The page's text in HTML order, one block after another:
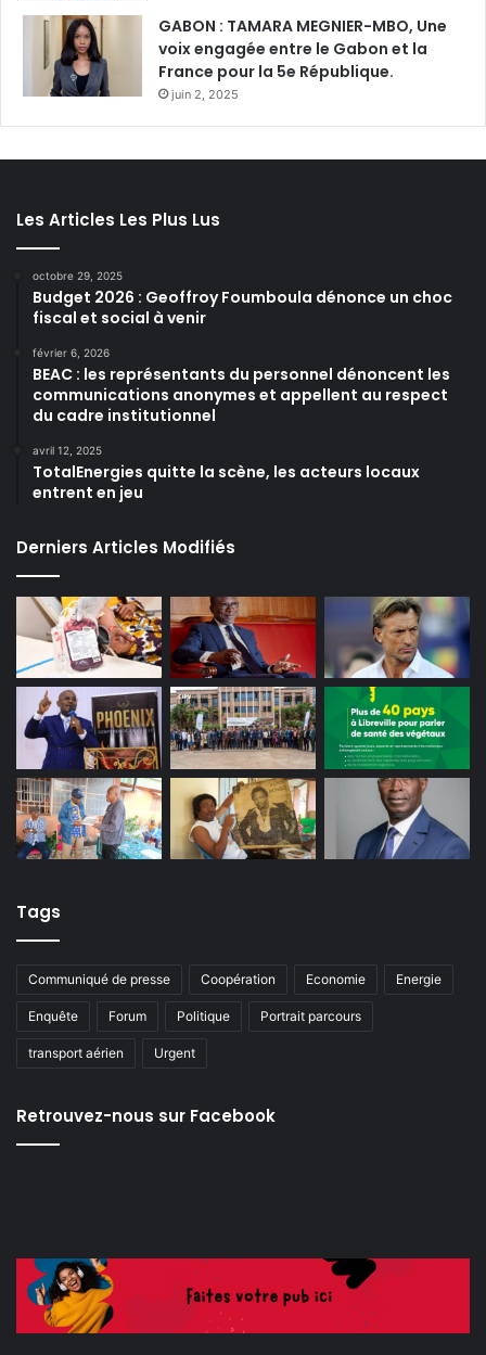
GABON : TAMARA MEGNIER-MBO, Une
voix engagée entre le Gabon et la
France pour la 5e République.
juin 2, 2025
Les Articles Les Plus Lus
octobre 29, 2025
Budget 2026 : Geoffroy Foumboula dénonce un choc
fiscal et social à venir
février 6, 2026
BEAC : les représentants du personnel dénoncent les
communications anonymes et appellent au respect
du cadre institutionnel
avril 12, 2025
TotalEnergies quitte la scène, les acteurs locaux
entrent en jeu
Derniers Articles Modifiés
Tags
Communiqué de presse Coopération Economie Energie
Enquête Forum Politique Portrait parcours
transport aérien Urgent
Retrouvez-nous sur Facebook